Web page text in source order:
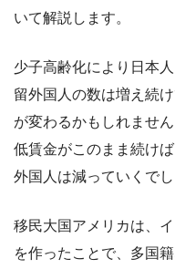
いて解説します。
少子高齢化により日本
留外国人の数は増え続
が変わるかもしれませ
低賃金がこのまま続け
外国人は減っていくでし
移民大国アメリカは、
を作ったことで、多国